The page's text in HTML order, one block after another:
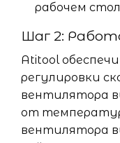
рабочем
Шаг 2:
Atitool
регулировки
вентилятора
от
вентилятора